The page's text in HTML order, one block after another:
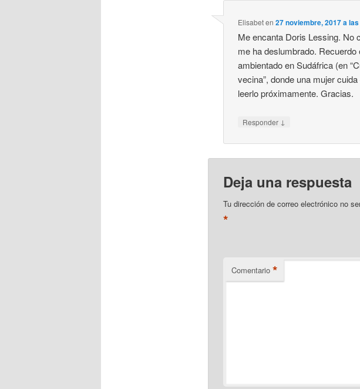
Elisabeten27 noviembre, 2017 a
Me encanta Doris Lessing. No
me ha deslumbrado.
ambientado en Sudáfrica (en
vecina”, donde una mujer
leerlo próximamente. Gracias.
Responder ↓
Deja una respuesta
Tu dirección de correo electrónico no
*
Comentario *